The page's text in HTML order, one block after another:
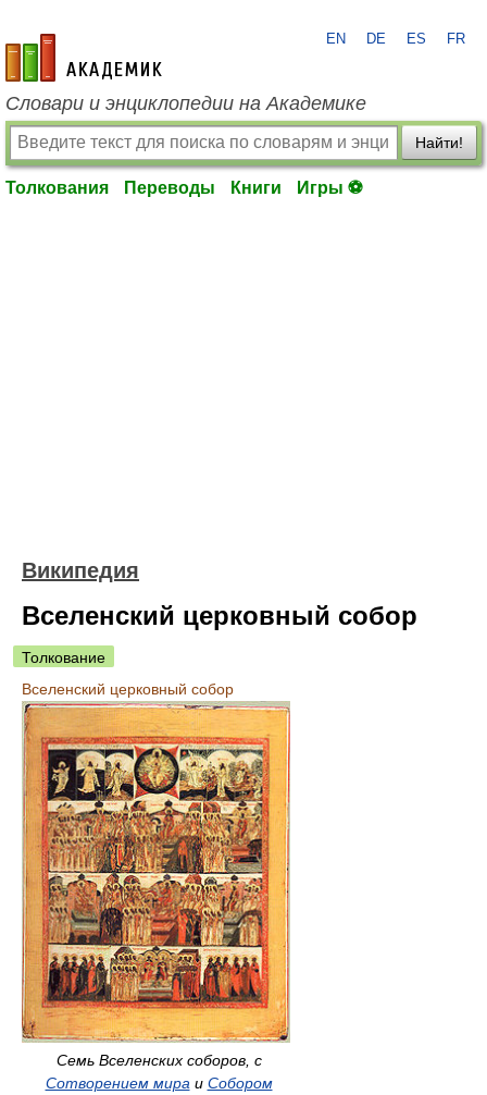
academic.ru
EN DE ES FR
Словари и энциклопедии на Академике
Найти!
Толкования Переводы Книги Игры ⚽
Википедия
Вселенский церковный собор
Толкование
Вселенский церковный собор
Семь Вселенских соборов, с
Сотворением мира и Собором